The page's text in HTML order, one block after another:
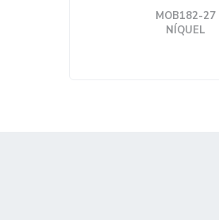
MOB182-27
NÍQUEL